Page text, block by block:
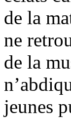
de la
ne
de la
jeunes